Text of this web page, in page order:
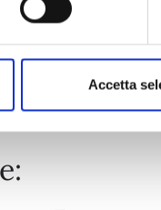
Accetta
Mostra